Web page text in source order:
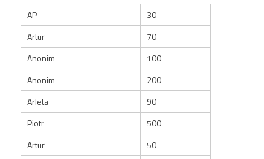
AP
30
Artur
70
Anonim
100
Anonim
200
Arleta
90
Piotr
500
Artur
50